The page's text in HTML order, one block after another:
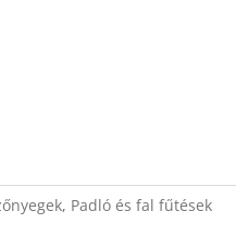
, Padló és fal fűtések